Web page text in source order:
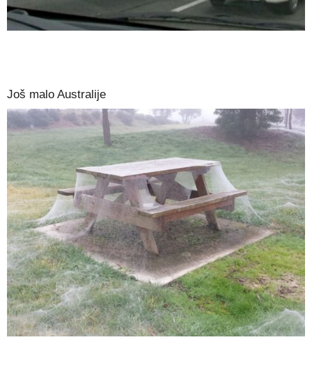
Još malo Australije